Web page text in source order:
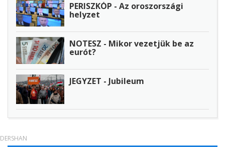
PERISZKÓP - Az oroszországi
helyzet
NOTESZ - Mikor vezetjük be az
eurót?
JEGYZET - Jubileum
DERSHAN